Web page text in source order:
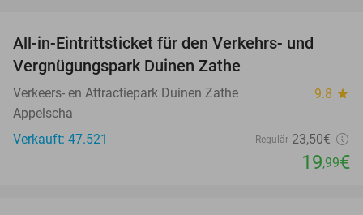
All-in-Eintrittsticket für den Verkehrs- und
Vergnügungspark Duinen Zathe
Verkeers- en Attractiepark Duinen Zathe 9.8 star
Appelscha
Verkauft: 47.521
Regulär 23,50€
19,99€